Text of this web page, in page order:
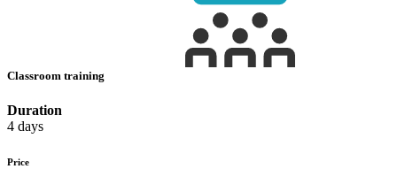
Classroom training
Duration
4 days
Price